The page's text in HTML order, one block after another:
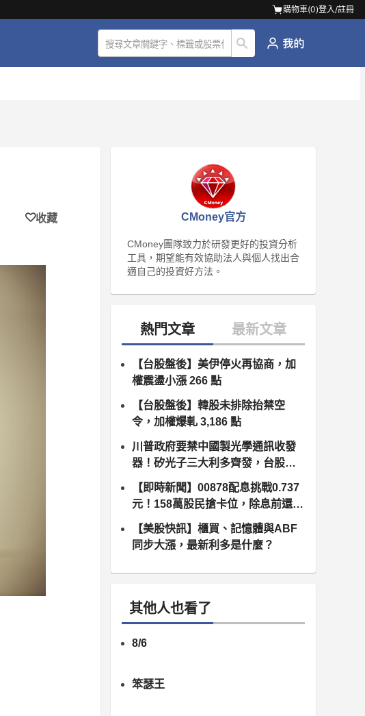
購物車(0)登入/註冊
收藏 CMoney官方
CMoney團隊致力於研發更好的投資分析
工具，期望能有效協助法人與個人找出合
適自己的投資好方法。
【台股盤後】美伊停火再協商，加
權震盪小漲 266 點
【台股盤後】韓股未排除抬禁空
令，加權爆軋 3,186 點
川普政府要禁中國製光學通訊收發
器！矽光子三大利多齊發，台股供
應鏈同步噴出
【即時新聞】00878配息挑戰0.737
元！158萬股民搶卡位，除息前還能
追嗎？
【美股快訊】櫃買、記憶體與ABF
同步大漲，最新利多是什麼？
其他人也看了
8/6
笨瑟王